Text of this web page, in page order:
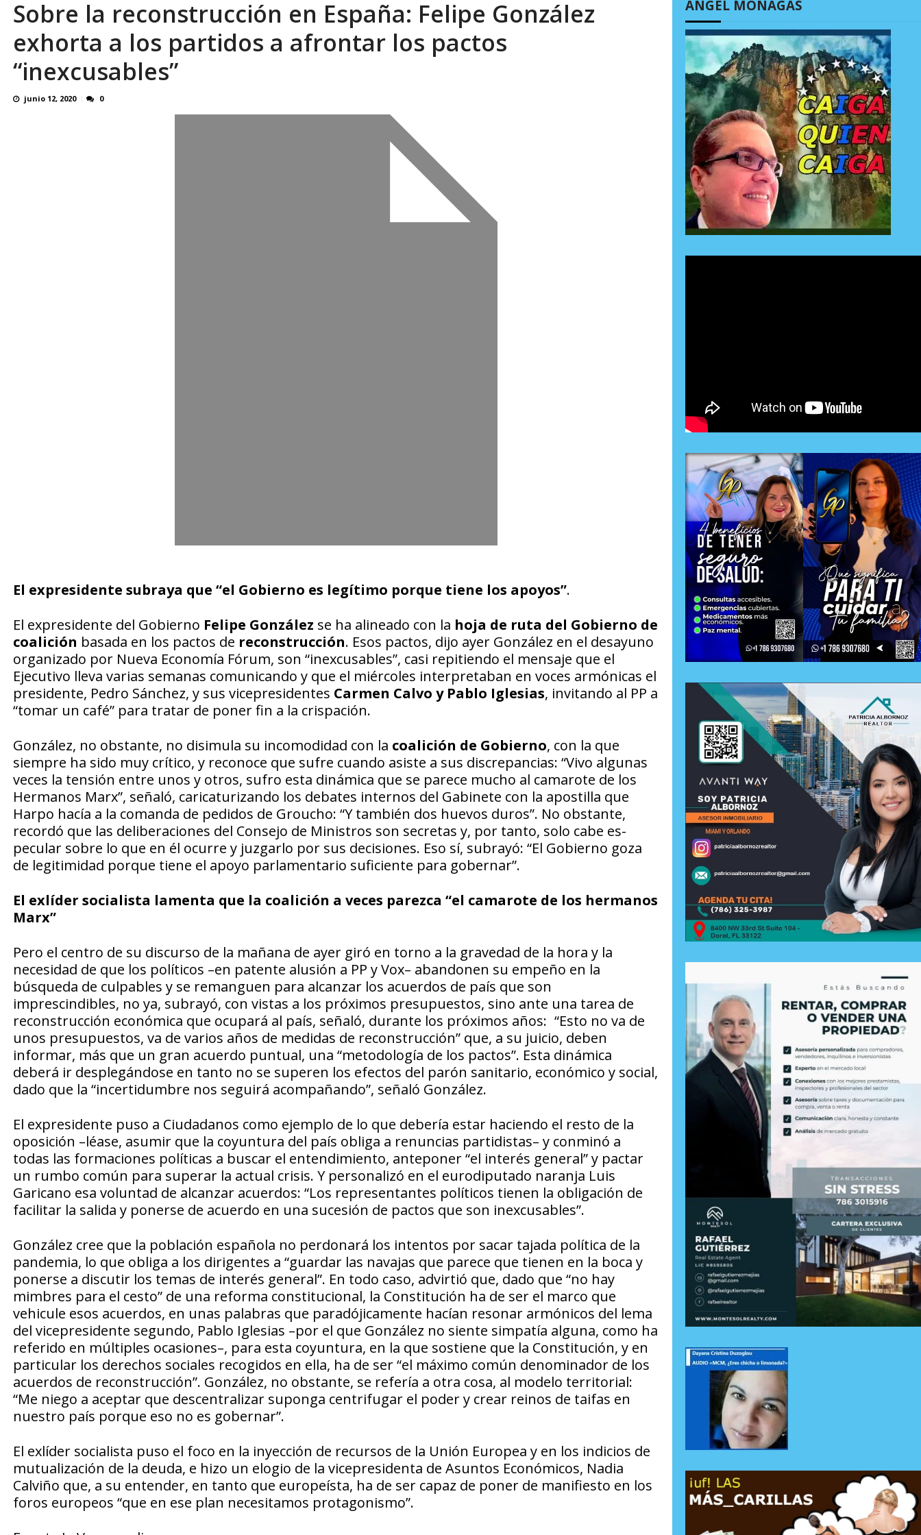
El último que apague la luz: 17 años de excusas, apagones y promesas incumplidas... AGOSTO 6, 2026
Sobre la reconstrucción en España: Felipe González
exhorta a los partidos a afrontar los pactos
“inexcusables”
junio 12, 2020 0
El expresidente subraya que “el Gobierno es legítimo porque tiene los apoyos”.
El expresidente del Gobierno Felipe González se ha alineado con la hoja de ruta del Gobierno de
coalición basada en los pactos de reconstrucción. Esos pactos, dijo ayer González en el desayuno
organizado por Nueva Economía Fórum, son “inexcusables”, casi repitiendo el mensaje que el
Ejecutivo lleva varias semanas comunicando y que el miércoles interpretaban en voces armónicas el
presidente, Pedro Sánchez, y sus vicepresidentes Carmen Calvo y Pablo Iglesias, invitando al PP a
“tomar un café” para tratar de poner fin a la crispación.
González, no obstante, no disimula su incomodidad con la coalición de Gobierno, con la que
siempre ha sido muy crítico, y reconoce que sufre cuando asiste a sus discrepancias: “Vivo algunas
veces la tensión entre unos y otros, sufro esta dinámica que se parece mucho al camarote de los
Hermanos Marx”, señaló, caricaturizando los debates internos del Gabinete con la apostilla que
Harpo hacía a la comanda de pedidos de Groucho: “Y también dos huevos duros”. No obstante,
recordó que las deliberaciones del Consejo de Ministros son secretas y, por tanto, solo cabe es­
pecular sobre lo que en él ocurre y juzgarlo por sus decisiones. Eso sí, subrayó: “El Gobierno goza
de legitimidad porque tiene el apoyo parlamentario suficiente para ­gobernar”.
El exlíder socialista lamenta que la coalición a veces parezca “el camarote de los hermanos
Marx”
Pero el centro de su discurso de la mañana de ayer giró en torno a la gravedad de la hora y la
necesidad de que los políticos –en patente alusión a PP y Vox– abandonen su empeño en la
búsqueda de culpables y se remanguen para alcanzar los acuerdos de país que son
imprescindibles, no ya, subrayó, con vistas a los próximos presupuestos, sino ante una tarea de
reconstrucción económica que ocupará al país, señaló, durante los próximos años: “Esto no va de
unos presupuestos, va de varios años de medidas de reconstrucción” que, a su juicio, deben
informar, más que un gran acuerdo puntual, una “metodología de los pactos”. Esta dinámica
deberá ir desplegándose en tanto no se superen los efectos del parón sanitario, económico y social,
dado que la “incertidumbre nos seguirá acompañando”, señaló González.
El expresidente puso a Ciudadanos como ejemplo de lo que debería estar haciendo el resto de la
oposición –léase, asumir que la coyuntura del país obliga a renuncias partidistas– y conminó a
todas las formaciones políticas a buscar el entendimiento, anteponer “el interés general” y pactar
un rumbo común para superar la actual crisis. Y personalizó en el eurodiputado naranja Luis
Garicano esa voluntad de alcanzar acuerdos: “Los representantes políticos tienen la obligación de
facilitar la salida y ponerse de acuerdo en una sucesión de pactos que son inexcusables”.
González cree que la población española no perdonará los intentos por sacar tajada política de la
pandemia, lo que obliga a los dirigentes a “guardar las navajas que parece que tienen en la boca y
ponerse a discutir los temas de interés general”. En todo caso, advirtió que, dado que “no hay
mimbres para el cesto” de una reforma constitucional, la Constitución ha de ser el marco que
vehicule esos acuerdos, en unas palabras que paradójicamente hacían resonar armónicos del lema
del vicepresidente segundo, Pablo Iglesias –por el que González no siente simpatía alguna, como ha
referido en múltiples ocasiones–, para esta coyuntura, en la que sostiene que la Constitución, y en
particular los derechos sociales recogidos en ella, ha de ser “el máximo común denominador de los
acuerdos de reconstrucción”. González, no obstante, se refería a otra cosa, al modelo territorial:
“Me niego a aceptar que descentralizar suponga centrifugar el poder y crear reinos de taifas en
nuestro país porque eso no es gobernar”.
El exlíder socialista puso el foco en la inyección de recursos de la Unión Europea y en los indicios de
mutualización de la deuda, e hizo un elogio de la vicepresidenta de Asuntos Económicos, Nadia
Calviño que, a su entender, en tanto que europeísta, ha de ser capaz de poner de manifiesto en los
foros europeos “que en ese plan necesitamos protagonismo”.
ÁNGEL MONAGAS